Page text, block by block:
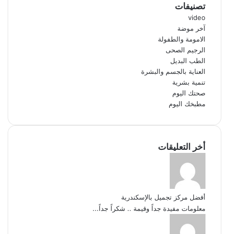
تصنيفات
video
آخر موضة
الامومة والطفولة
الرجيم الصحى
الطب البديل
العناية بالجسم والبشرة
تنمية بشرية
صحتك اليوم
مطبخك اليوم
أخر التعليقات
أفضل مركز تجميل بالإسكندرية
معلومات مفيدة جداً وقيمة .. شكراً جداً...